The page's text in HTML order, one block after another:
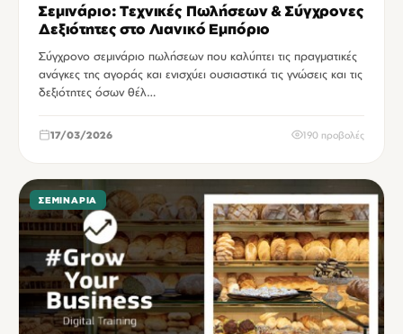
Σεμινάριο: Τεχνικές Πωλήσεων & Σύγχρονες
Δεξιότητες στο Λιανικό Εμπόριο
Σύγχρονο σεμινάριο πωλήσεων που καλύπτει τις πραγματικές
ανάγκες της αγοράς και ενισχύει ουσιαστικά τις γνώσεις και τις
δεξιότητες όσων θέλ…
17/03/2026 190 προβολές
ΣΕΜΙΝΆΡΙΑ